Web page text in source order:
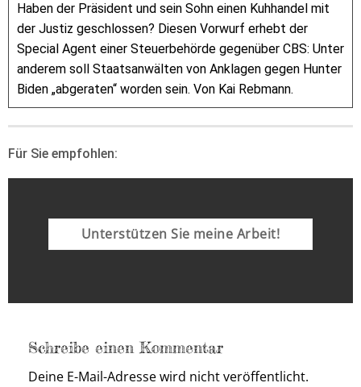
Haben der Präsident und sein Sohn einen Kuhhandel mit
der Justiz geschlossen? Diesen Vorwurf erhebt der
Special Agent einer Steuerbehörde gegenüber CBS: Unter
anderem soll Staatsanwälten von Anklagen gegen Hunter
Biden „abgeraten“ worden sein. Von Kai Rebmann.
Für Sie empfohlen:
Unterstützen Sie meine Arbeit!
Schreibe einen Kommentar
Deine E-Mail-Adresse wird nicht veröffentlicht.